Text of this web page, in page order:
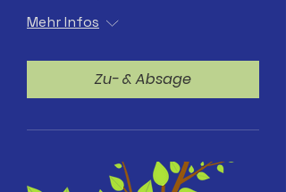
Mehr Infos
Zu- & Absage